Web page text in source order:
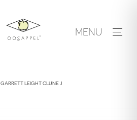
MENU
GARRETT LEIGHT CLUNE J